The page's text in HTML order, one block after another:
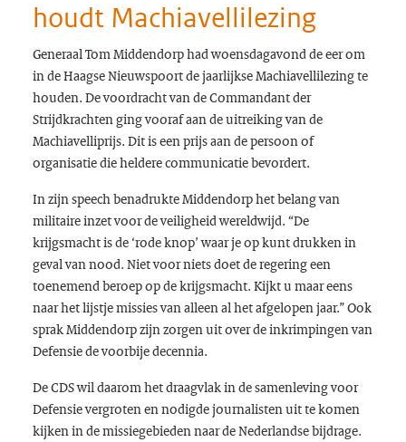
houdt Machiavellilezing
Generaal Tom Middendorp had woensdagavond de eer om
in de Haagse Nieuwspoort de jaarlijkse Machiavellilezing te
houden. De voordracht van de Commandant der
Strijdkrachten ging vooraf aan de uitreiking van de
Machiavelliprijs. Dit is een prijs aan de persoon of
organisatie die heldere communicatie bevordert.
In zijn speech benadrukte Middendorp het belang van
militaire inzet voor de veiligheid wereldwijd. “De
krijgsmacht is de ‘rode knop’ waar je op kunt drukken in
geval van nood. Niet voor niets doet de regering een
toenemend beroep op de krijgsmacht. Kijkt u maar eens
naar het lijstje missies van alleen al het afgelopen jaar.” Ook
sprak Middendorp zijn zorgen uit over de inkrimpingen van
Defensie de voorbije decennia.
De CDS wil daarom het draagvlak in de samenleving voor
Defensie vergroten en nodigde journalisten uit te komen
kijken in de missiegebieden naar de Nederlandse bijdrage.